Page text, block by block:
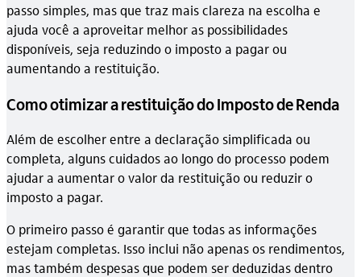
passo simples, mas que traz mais clareza na escolha e
ajuda você a aproveitar melhor as possibilidades
disponíveis, seja reduzindo o imposto a pagar ou
aumentando a restituição.
Como otimizar a restituição do Imposto de Renda
Além de escolher entre a declaração simplificada ou
completa, alguns cuidados ao longo do processo podem
ajudar a aumentar o valor da restituição ou reduzir o
imposto a pagar.
O primeiro passo é garantir que todas as informações
estejam completas. Isso inclui não apenas os rendimentos,
mas também despesas que podem ser deduzidas dentro